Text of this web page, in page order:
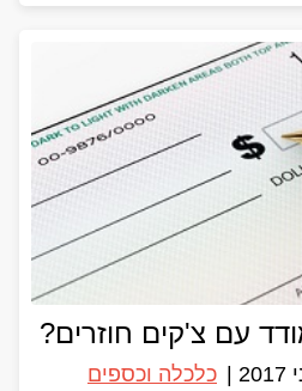
עם צ'קים חוזרים?
כלכלה וכספים